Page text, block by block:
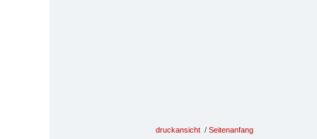
druckansicht / Seitenanfang